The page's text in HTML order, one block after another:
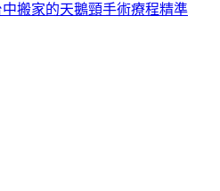
搬家的天鵝頸手術療程精準